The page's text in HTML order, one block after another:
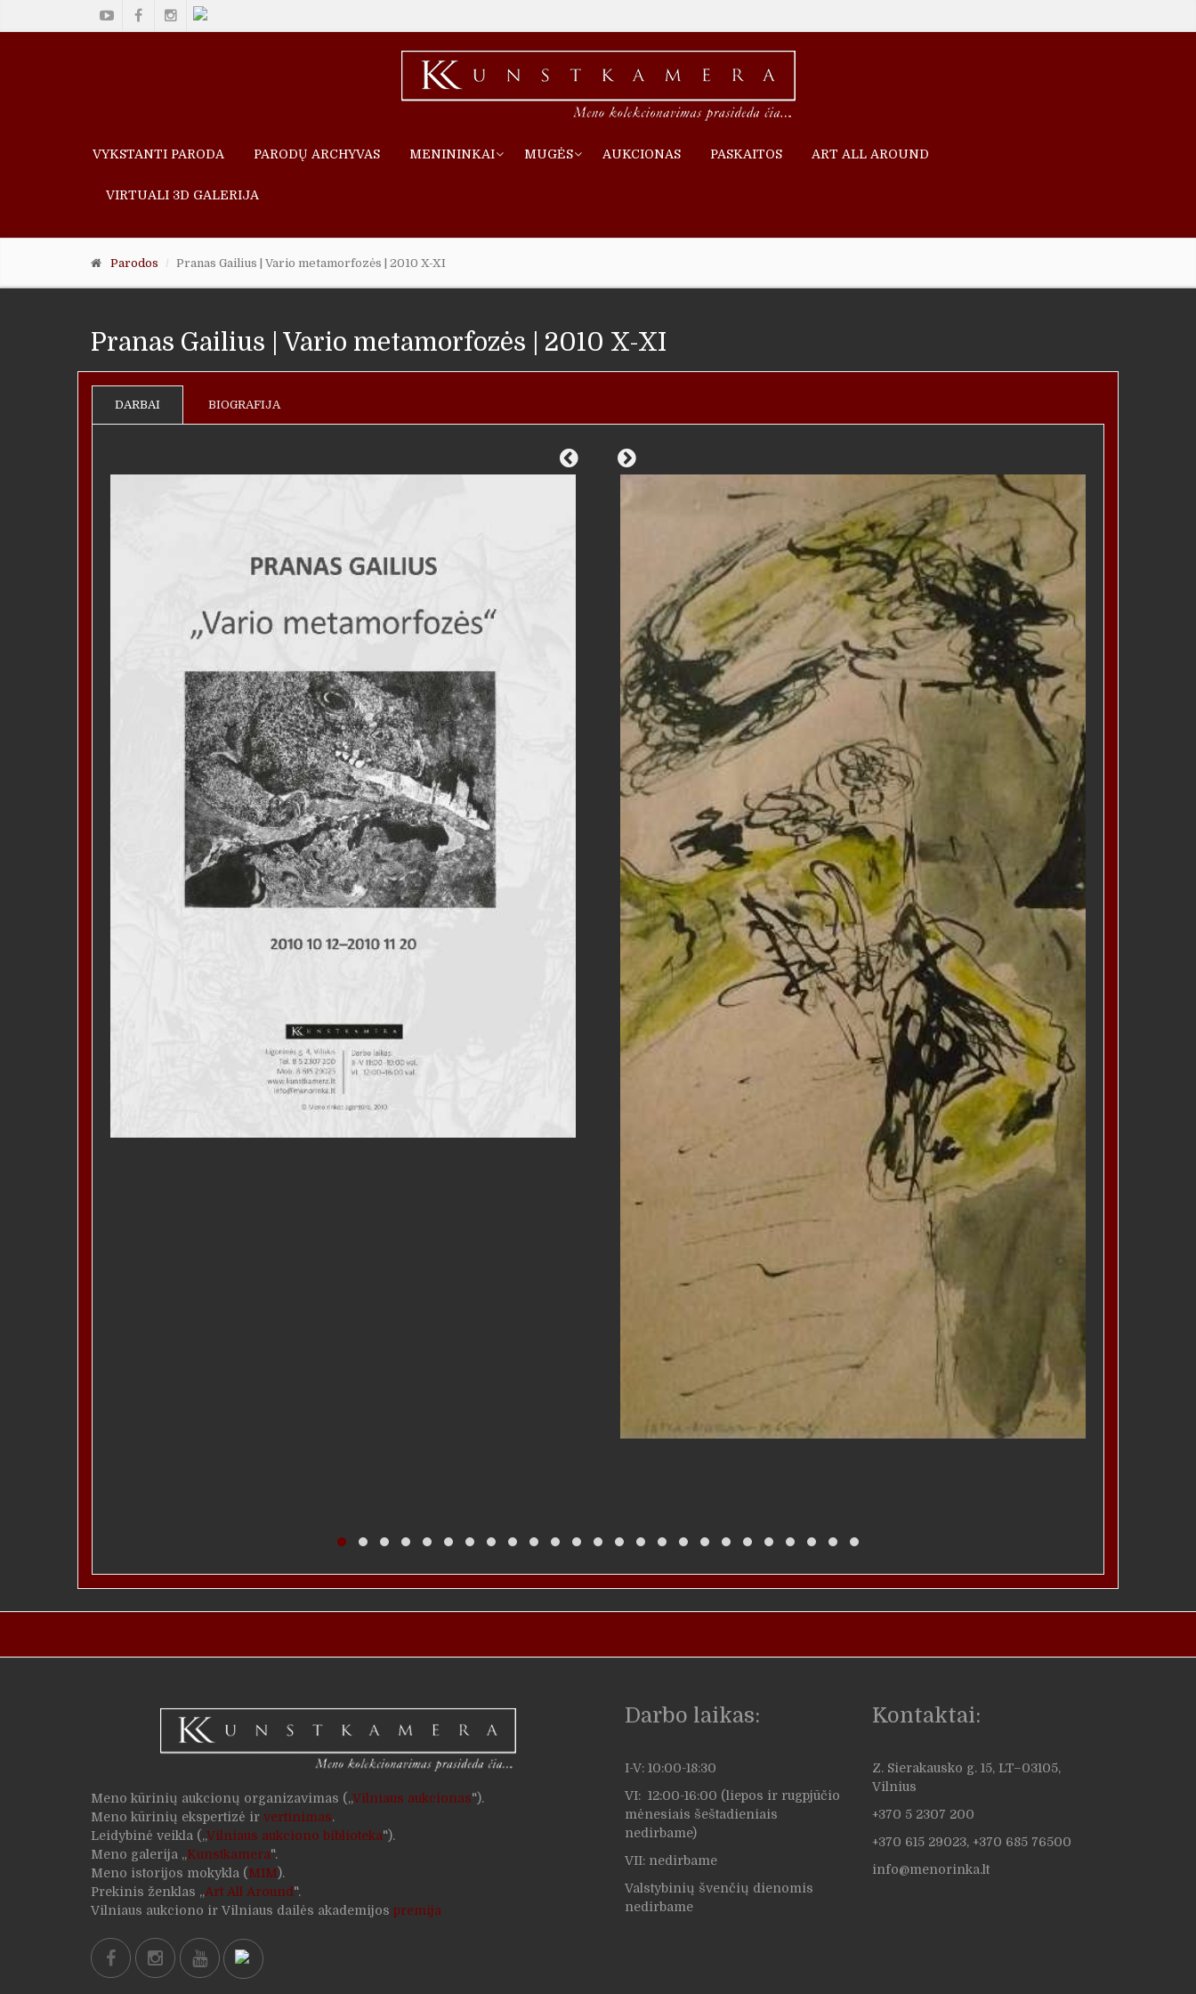
VYKSTANTI PARODA PARODŲ ARCHYVAS MENININKAI MUGĖS AUKCIONAS PASKAITOS ART ALL AROUND
VIRTUALI 3D GALERIJA
Parodos Pranas Gailius | Vario metamorfozės | 2010 X-XI
Pranas Gailius | Vario metamorfozės | 2010 X-XI
DARBAI BIOGRAFIJA
Meno kūrinių aukcionų organizavimas („Vilniaus aukcionas").
Meno kūrinių ekspertizė ir vertinimas.
Leidybinė veikla („Vilniaus aukciono biblioteka").
Meno galerija „Kunstkamera".
Meno istorijos mokykla (MIM).
Prekinis ženklas „Art All Around ".
Vilniaus aukciono ir Vilniaus dailės akademijos premija
Darbo laikas:
I-V: 10:00-18:30
VI: 12:00-16:00 (liepos ir rugpjūčio
mėnesiais šeštadieniais
nedirbame)
VII: nedirbame
Valstybinių švenčių dienomis
nedirbame
Kontaktai:
Z. Sierakausko g. 15, LT–03105,
Vilnius
+370 5 2307 200
+370 615 29023, +370 685 76500
info@menorinka.lt